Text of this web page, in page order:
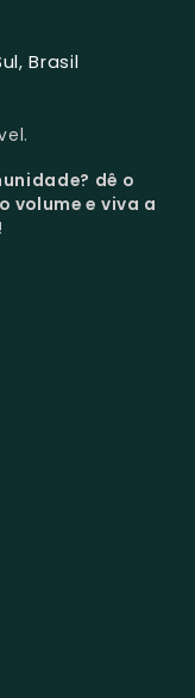
Brasil
dê o
volume e viva a